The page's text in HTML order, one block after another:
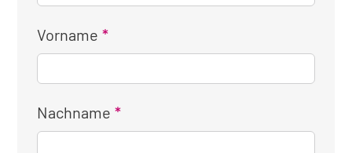
Vorname
Nachname